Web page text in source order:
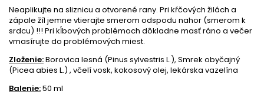
Neaplikujte na sliznicu a otvorené rany. Pri kŕčových žilách a
zápale žíl jemne vtierajte smerom odspodu nahor (smerom k
srdcu) !!! Pri kĺbových problémoch dôkladne masť ráno a večer
vmasírujte do problémových miest.
Zloženie:Borovica lesná (Pinus sylvestris L.), Smrek obyčajný
(Picea abies L.) , včelí vosk, kokosový olej, lekárska vazelína
Balenie:50 ml